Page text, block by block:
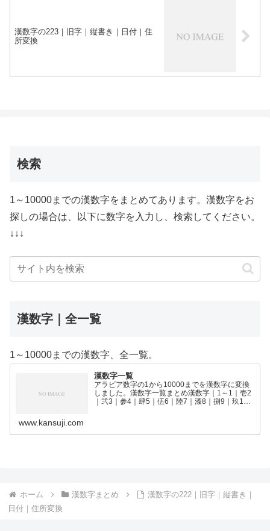
漢数字の223｜旧字｜縦書き｜日付｜住
所変換
検索
1～10000までの漢数字をまとめてあります。漢数字をお
探しの場合は、以下に数字を入力し、検索してください。
↓↓↓
漢数字｜全一覧
1～10000までの漢数字、全一覧。
漢数字一覧
アラビア数字の1から10000までを漢数字に変換
しました。漢数字一覧まとめ漢数字｜1～1｜壱2
｜弐3｜参4｜肆5｜伍6｜陸7｜漆8｜捌9｜玖10
www.kansuji.com
ホーム 漢数字まとめ
漢数字の222｜旧字｜縦書き｜
日付｜住所変換